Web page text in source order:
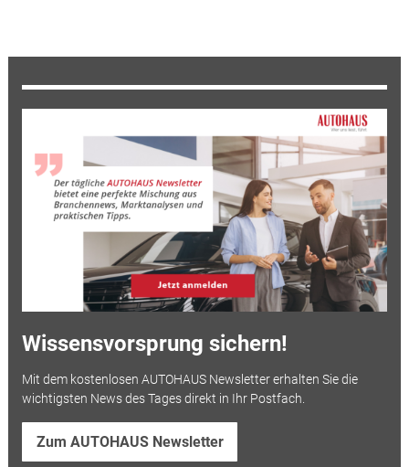
Wissensvorsprung sichern!
Mit dem kostenlosen AUTOHAUS Newsletter erhalten Sie die
wichtigsten News des Tages direkt in Ihr Postfach.
Zum AUTOHAUS Newsletter